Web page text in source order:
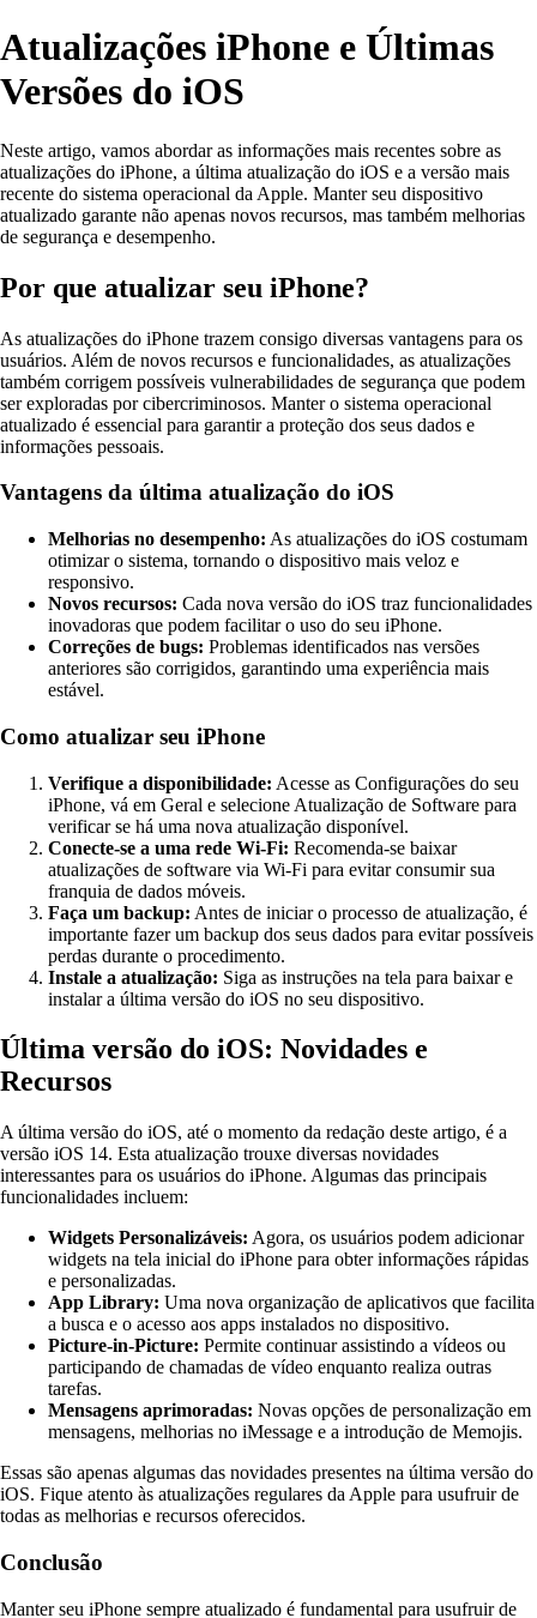
Atualizações iPhone e Últimas
Versões do iOS
Neste artigo, vamos abordar as informações mais recentes sobre as
atualizações do iPhone, a última atualização do iOS e a versão mais
recente do sistema operacional da Apple. Manter seu dispositivo
atualizado garante não apenas novos recursos, mas também melhorias
de segurança e desempenho.
Por que atualizar seu iPhone?
As atualizações do iPhone trazem consigo diversas vantagens para os
usuários. Além de novos recursos e funcionalidades, as atualizações
também corrigem possíveis vulnerabilidades de segurança que podem
ser exploradas por cibercriminosos. Manter o sistema operacional
atualizado é essencial para garantir a proteção dos seus dados e
informações pessoais.
Vantagens da última atualização do iOS
Melhorias no desempenho: As atualizações do iOS costumam
otimizar o sistema, tornando o dispositivo mais veloz e
responsivo.
Novos recursos: Cada nova versão do iOS traz funcionalidades
inovadoras que podem facilitar o uso do seu iPhone.
Correções de bugs: Problemas identificados nas versões
anteriores são corrigidos, garantindo uma experiência mais
estável.
Como atualizar seu iPhone
Verifique a disponibilidade: Acesse as Configurações do seu
iPhone, vá em Geral e selecione Atualização de Software para
verificar se há uma nova atualização disponível.
Conecte-se a uma rede Wi-Fi: Recomenda-se baixar
atualizações de software via Wi-Fi para evitar consumir sua
franquia de dados móveis.
Faça um backup: Antes de iniciar o processo de atualização, é
importante fazer um backup dos seus dados para evitar possíveis
perdas durante o procedimento.
Instale a atualização: Siga as instruções na tela para baixar e
instalar a última versão do iOS no seu dispositivo.
Última versão do iOS: Novidades e
Recursos
A última versão do iOS, até o momento da redação deste artigo, é a
versão iOS 14. Esta atualização trouxe diversas novidades
interessantes para os usuários do iPhone. Algumas das principais
funcionalidades incluem:
Widgets Personalizáveis: Agora, os usuários podem adicionar
widgets na tela inicial do iPhone para obter informações rápidas
e personalizadas.
App Library: Uma nova organização de aplicativos que facilita
a busca e o acesso aos apps instalados no dispositivo.
Picture-in-Picture: Permite continuar assistindo a vídeos ou
participando de chamadas de vídeo enquanto realiza outras
tarefas.
Mensagens aprimoradas: Novas opções de personalização em
mensagens, melhorias no iMessage e a introdução de Memojis.
Essas são apenas algumas das novidades presentes na última versão do
iOS. Fique atento às atualizações regulares da Apple para usufruir de
todas as melhorias e recursos oferecidos.
Conclusão
Manter seu iPhone sempre atualizado é fundamental para usufruir de